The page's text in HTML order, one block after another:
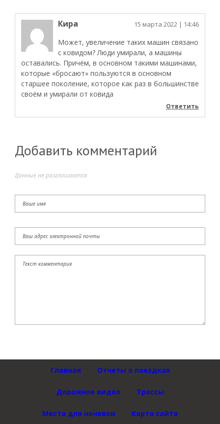
Кира 15 марта 2022 | 14:46
Может, увеличение таких машин связано
с ковидом? Люди умирали, а машины
оставались. Причём, в основном такими машинами,
которые «бросают» пользуются в основном
старшее поколение, которое как раз в большинстве
своём и умирали от ковида
Ответить
Добавить комментарий
Данные не разглашаются
Главная Отчеты о поездках
Дорожное видео Трассы
Места для ночевки Карта сайта